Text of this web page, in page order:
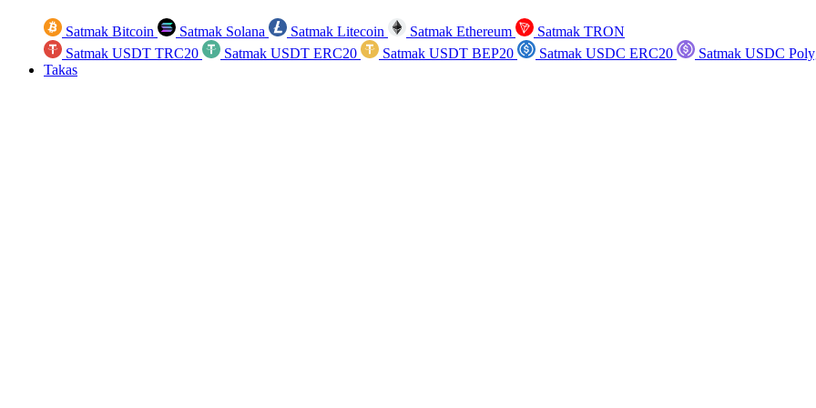
Satmak Bitcoin Satmak Solana Satmak Litecoin Satmak Ethereum
Satmak TRON
Satmak USDT TRC20
Satmak USDT ERC20 Satmak USDT BEP20 Satmak USDC ERC20
Satmak USDC
Takas